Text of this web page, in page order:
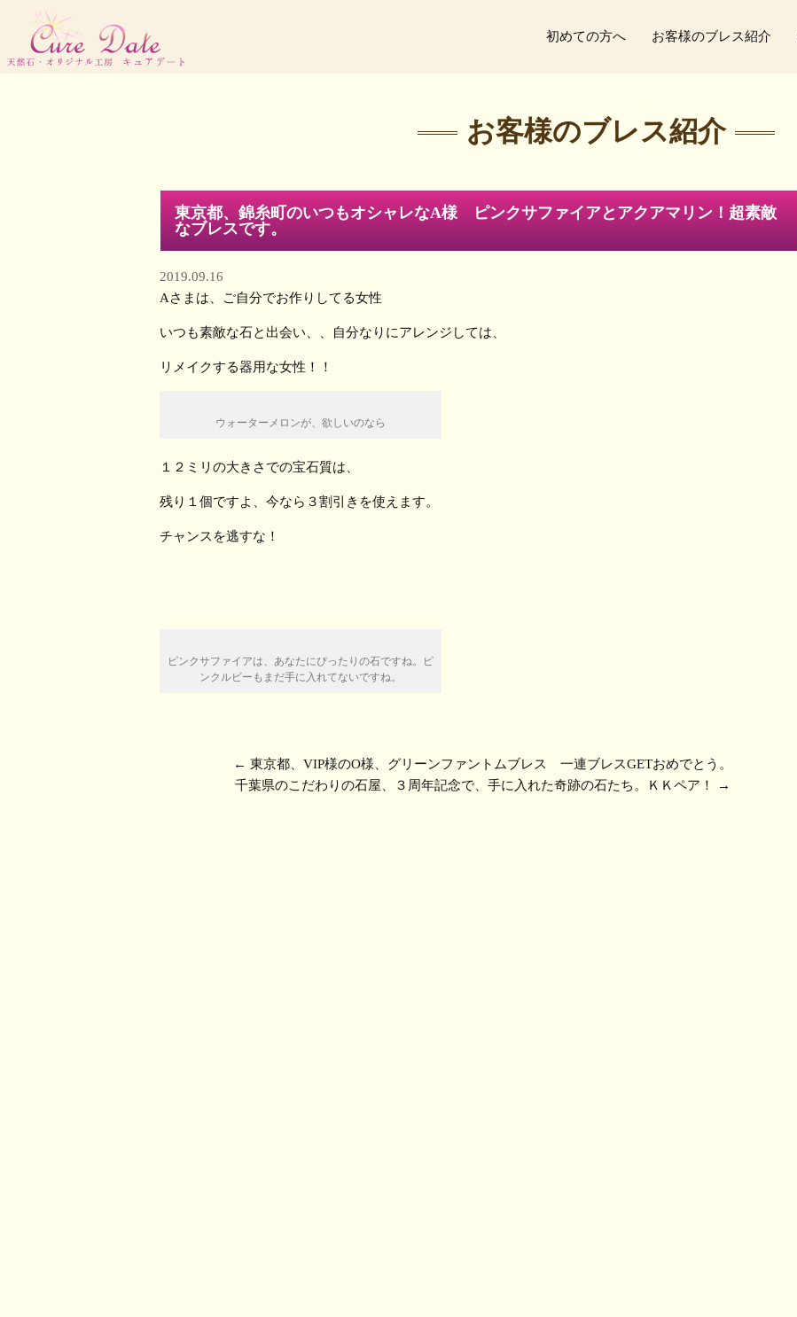
初めての方へ お客様のブレス紹介
お客様のブレス紹介
東京都、錦糸町のいつもオシャレなA様 ピンクサファイアとアクアマリン！超素敵
なブレスです。
2019.09.16
Aさまは、ご自分でお作りしてる女性
いつも素敵な石と出会い、、自分なりにアレンジしては、
リメイクする器用な女性！！
ウォーターメロンが、欲しいのなら
１２ミリの大きさでの宝石質は、
残り１個ですよ、今なら３割引きを使えます。
チャンスを逃すな！
ピンクサファイアは、あなたにぴったりの石ですね。ピ
ンクルビーもまだ手に入れてないですね。
← 東京都、VIP様のO様、グリーンファントムブレス 一連ブレスGETおめでとう。
千葉県のこだわりの石屋、３周年記念で、手に入れた奇跡の石たち。ＫＫペア！
→